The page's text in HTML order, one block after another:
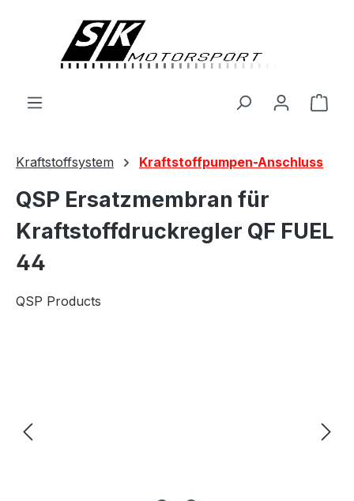
Kraftstoffsystem Kraftstoffpumpen-Anschluss
QSP Ersatzmembran für
Kraftstoffdruckregler QF FUEL
44
QSP Products